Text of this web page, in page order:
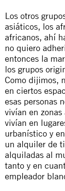
Los otros
asiáticos, los
africanos, ahí
no quiero
entonces la
los grupos
Como dijimos,
en ciertos
esas personas
vivían en
vivían en
urbanístico y
un alquiler de
alquiladas al
tanto y en
empleador